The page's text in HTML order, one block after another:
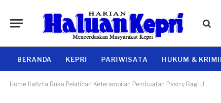
BERANDA KEPRI PARIWISATA HUKUM &
Home Hafizha Buka Pelatihan Keterampilan Pembuatan Pastry Bagi UMKM Sektor Kuliner Bintan